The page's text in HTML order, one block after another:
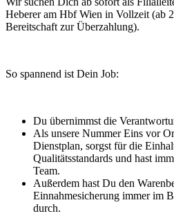
Heberer am Hbf Wien in Vollzeit (ab
Bereitschaft zur Überzahlung).
So spannend ist Dein Job:
Du übernimmst die
Als unsere Nummer Eins vor
Dienstplan, sorgst für die
Qualitätsstandards und hast
Team.
Außerdem hast Du den
Einnahmesicherung immer im
durch.